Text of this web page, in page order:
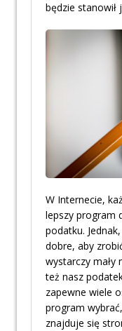
będzie stanowił
W Internecie,
lepszy program
podatku.
dobre, aby
wystarczy mały
też nasz
zapewne wiele
program
znajduje się